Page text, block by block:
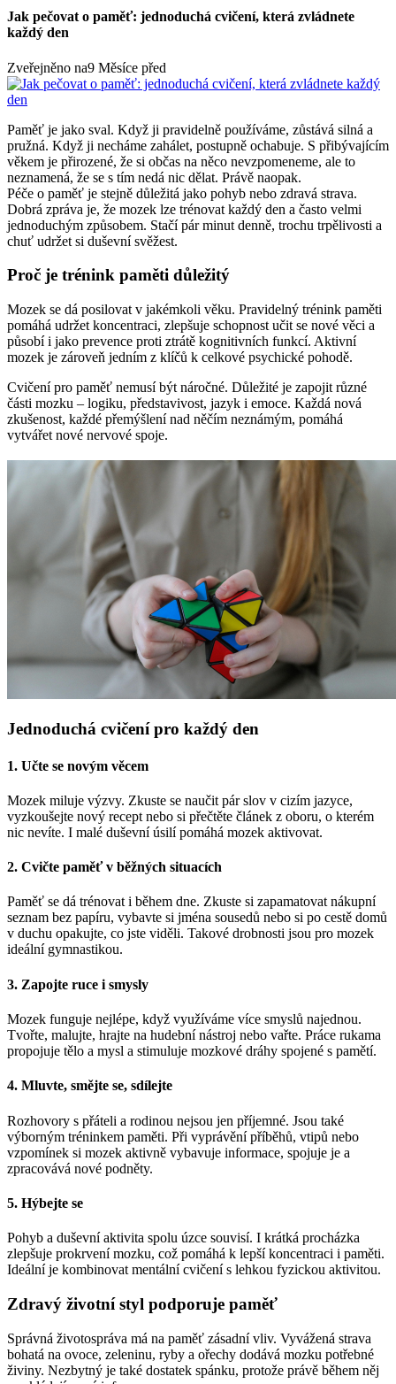
Jak pečovat o paměť: jednoduchá cvičení, která zvládnete
každý den
Zveřejněno na9 Měsíce před
Paměť je jako sval. Když ji pravidelně používáme, zůstává silná a
pružná. Když ji necháme zahálet, postupně ochabuje. S přibývajícím
věkem je přirozené, že si občas na něco nevzpomeneme, ale to
neznamená, že se s tím nedá nic dělat. Právě naopak.
Péče o paměť je stejně důležitá jako pohyb nebo zdravá strava.
Dobrá zpráva je, že mozek lze trénovat každý den a často velmi
jednoduchým způsobem. Stačí pár minut denně, trochu trpělivosti a
chuť udržet si duševní svěžest.
Proč je trénink paměti důležitý
Mozek se dá posilovat v jakémkoli věku. Pravidelný trénink paměti
pomáhá udržet koncentraci, zlepšuje schopnost učit se nové věci a
působí i jako prevence proti ztrátě kognitivních funkcí. Aktivní
mozek je zároveň jedním z klíčů k celkové psychické pohodě.
Cvičení pro paměť nemusí být náročné. Důležité je zapojit různé
části mozku – logiku, představivost, jazyk i emoce. Každá nová
zkušenost, každé přemýšlení nad něčím neznámým, pomáhá
vytvářet nové nervové spoje.
Jednoduchá cvičení pro každý den
1. Učte se novým věcem
Mozek miluje výzvy. Zkuste se naučit pár slov v cizím jazyce,
vyzkoušejte nový recept nebo si přečtěte článek z oboru, o kterém
nic nevíte. I malé duševní úsilí pomáhá mozek aktivovat.
2. Cvičte paměť v běžných situacích
Paměť se dá trénovat i během dne. Zkuste si zapamatovat nákupní
seznam bez papíru, vybavte si jména sousedů nebo si po cestě domů
v duchu opakujte, co jste viděli. Takové drobnosti jsou pro mozek
ideální gymnastikou.
3. Zapojte ruce i smysly
Mozek funguje nejlépe, když využíváme více smyslů najednou.
Tvořte, malujte, hrajte na hudební nástroj nebo vařte. Práce rukama
propojuje tělo a mysl a stimuluje mozkové dráhy spojené s pamětí.
4. Mluvte, smějte se, sdílejte
Rozhovory s přáteli a rodinou nejsou jen příjemné. Jsou také
výborným tréninkem paměti. Při vyprávění příběhů, vtipů nebo
vzpomínek si mozek aktivně vybavuje informace, spojuje je a
zpracovává nové podněty.
5. Hýbejte se
Pohyb a duševní aktivita spolu úzce souvisí. I krátká procházka
zlepšuje prokrvení mozku, což pomáhá k lepší koncentraci i paměti.
Ideální je kombinovat mentální cvičení s lehkou fyzickou aktivitou.
Zdravý životní styl podporuje paměť
Správná životospráva má na paměť zásadní vliv. Vyvážená strava
bohatá na ovoce, zeleninu, ryby a ořechy dodává mozku potřebné
živiny. Nezbytný je také dostatek spánku, protože právě během něj